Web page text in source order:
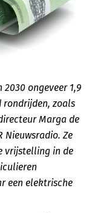
ongeveer 1,9
rondrijden, zoals
Marga de
Nieuwsradio. Ze
vrijstelling in de
een elektrische